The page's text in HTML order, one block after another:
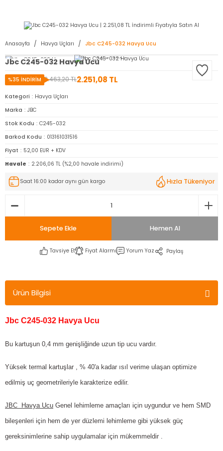
Anasayfa Havya Uçları Jbc C245-032 Havya Ucu
Jbc C245-032 Havya Ucu
3.463,20 TL2.251,08 TL
%35 İNDİRİM
Kategori
Havya Uçları
Marka
JBC
Stok Kodu
C245-032
Barkod Kodu
013161031516
Fiyat
52,00 EUR + KDV
Havale
2.206,06 TL (%2,00 havale indirimi)
Saat 16:00 kadar aynı gün kargo Hızla Tükeniyor
Sepete Ekle Hemen Al
Tavsiye Et Fiyat Alarmı Yorum Yaz Paylaş
Ürün Bilgisi
Jbc C245-032 Havya Ucu
Bu kartuşun 0,4 mm genişliğinde uzun tip ucu vardır.
Yüksek termal kartuşlar , % 40'a kadar ısıl verime ulaşan optimize
edilmiş uç geometrileriyle karakterize edilir.
JBC Havya Ucu Genel lehimleme amaçları için uygundur ve hem SMD
bileşenleri için hem de yer düzlemi lehimleme gibi yüksek güç
gereksinimlerine sahip uygulamalar için mükemmeldir .